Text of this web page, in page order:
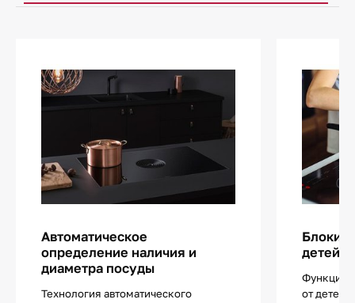
Автоматическое
определение наличия и
диаметра посуды
Технология автоматического
детей
Функцией
от детей